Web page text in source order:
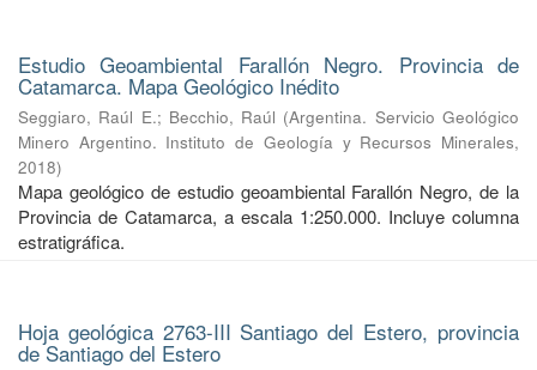
Estudio Geoambiental Farallón Negro. Provincia de
Catamarca. Mapa Geológico Inédito
Seggiaro, Raúl E.; Becchio, Raúl (Argentina. Servicio Geológico
Minero Argentino. Instituto de Geología y Recursos Minerales,
2018)
Mapa geológico de estudio geoambiental Farallón Negro, de la
Provincia de Catamarca, a escala 1:250.000. Incluye columna
estratigráfica.
Hoja geológica 2763-III Santiago del Estero, provincia
de Santiago del Estero